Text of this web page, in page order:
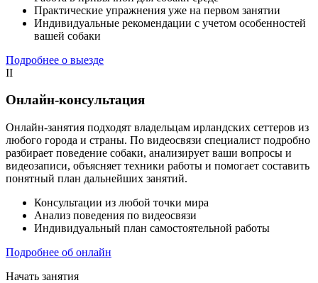
Практические упражнения уже на первом занятии
Индивидуальные рекомендации с учетом особенностей
вашей собаки
Подробнее о выезде
II
Онлайн-консультация
Онлайн-занятия подходят владельцам ирландских сеттеров из
любого города и страны. По видеосвязи специалист подробно
разбирает поведение собаки, анализирует ваши вопросы и
видеозаписи, объясняет техники работы и помогает составить
понятный план дальнейших занятий.
Консультации из любой точки мира
Анализ поведения по видеосвязи
Индивидуальный план самостоятельной работы
Подробнее об онлайн
Начать занятия